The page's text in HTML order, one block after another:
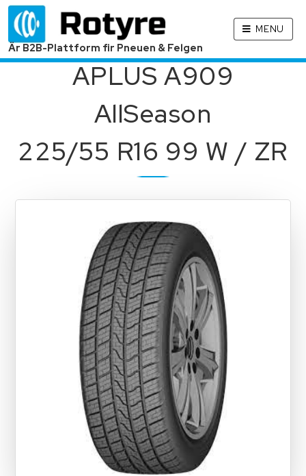
Är B2B-Plattform fir Pneuen & Felgen
MENU
APLUS A909
AllSeason
225/55 R16 99 W / ZR